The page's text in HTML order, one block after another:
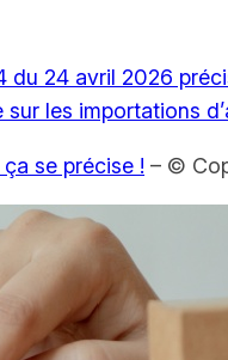
du 24 avril 2026
sur les importations
se précise ! – ©